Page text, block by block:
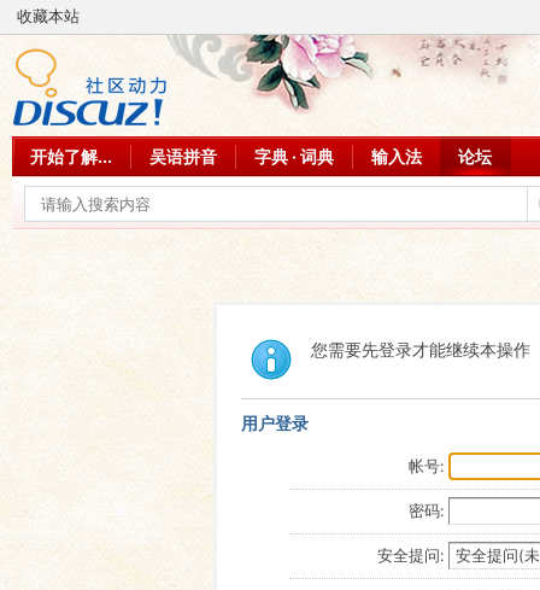
收藏本站
开始了解... 吴语拼音 字典 · 词典 输入法 论坛
您需要先登录才能继续本操作
用户登录
帐号:
密码:
安全提问: